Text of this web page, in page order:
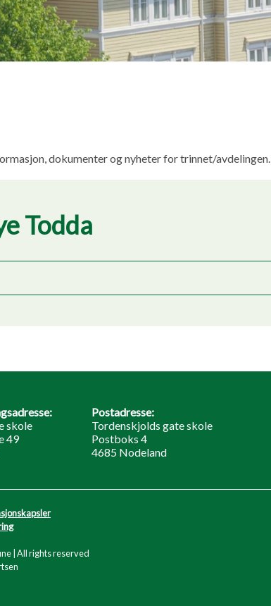
dokumenter og nyheter for trinnet/avdelingen.
Todda
skole
49
Postadresse:
Tordenskjolds gate skole
Postboks 4
4685 Nodeland
| All rights reserved